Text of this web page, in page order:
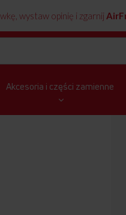
wystaw opinię i zgarnij
Akcesoria i części zamienne